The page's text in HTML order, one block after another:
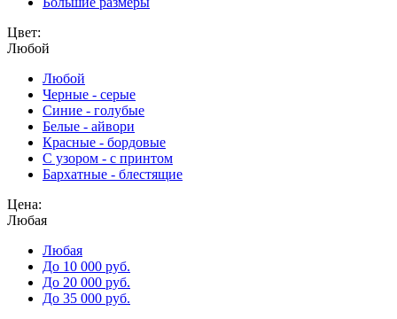
Цвет:
Любой
Любой
Черные - серые
Синие - голубые
Белые - айвори
Красные - бордовые
С узором - с принтом
Бархатные - блестящие
Цена:
Любая
Любая
До 10 000 руб.
До 20 000 руб.
До 35 000 руб.